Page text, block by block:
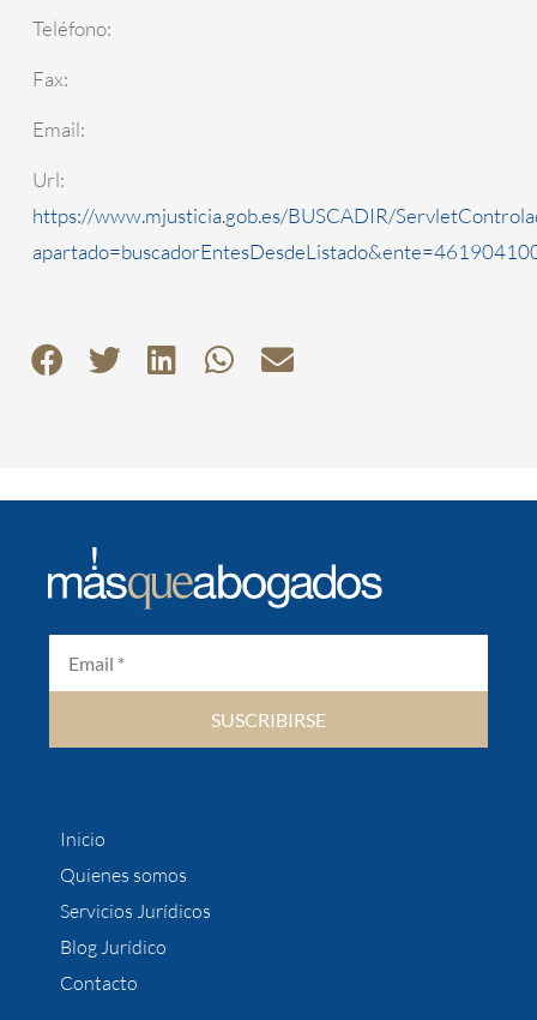
Teléfono:
Fax:
Email:
Url:
https://www.mjusticia.gob.es/BUSCADIR/
SUSCRIBIRSE
Inicio
Quienes somos
Servicios Jurídicos
Blog Jurídico
Contacto